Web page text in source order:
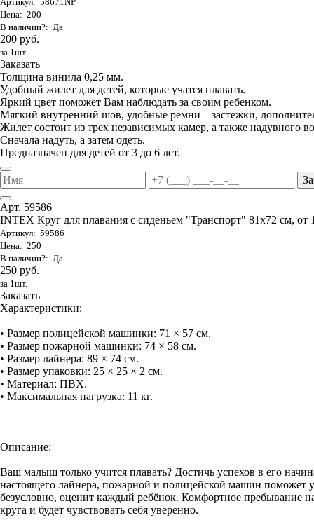
Артикул: 58671NP
Цена: 200
В наличии?: Да
200 руб.
за 1шт.
Заказать
Толщина винила 0,25 мм.
Удобный жилет для детей, которые учатся плавать.
Яркий цвет поможет Вам наблюдать за своим ребенком.
Мягкий внутренний шов, удобные ремни – застежки,
Жилет состоит из трех независимых камер, а также надувного
Сначала надуть, а затем одеть.
Предназначен для детей от 3 до 6 лет.
Арт. 59586
INTEX Круг для плавания с сиденьем "Транспорт" 81х72 см,
Артикул: 59586
Цена: 250
В наличии?: Да
250 руб.
за 1шт.
Заказать
Характеристики:
• Размер полицейской машинки: 71 × 57 см.
• Размер пожарной машинки: 74 × 58 см.
• Размер лайнера: 89 × 74 см.
• Размер упаковки: 25 × 25 × 2 см.
• Материал: ПВХ.
• Максимальная нагрузка: 11 кг.
Описание:
Ваш малыш только учится плавать? Достичь успехов в его
настоящего лайнера, пожарной и полицейской машин поможет
безусловно, оценит каждый ребёнок. Комфортное пребывание
круга и будет чувствовать себя уверенно.